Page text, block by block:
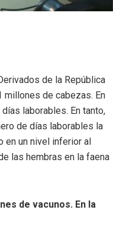
de la República
millones de cabezas. En
laborables. En tanto,
de días laborables la
en un nivel inferior al
las hembras en la faena
de vacunos. En la